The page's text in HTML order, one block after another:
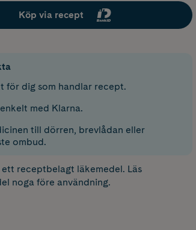
Köp via recept
för dig som handlar recept.
med Klarna.
till dörren, brevlådan eller
ombud.
ett receptbelagt läkemedel. Läs
noga före användning.